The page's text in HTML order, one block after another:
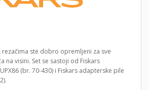
rezačima ste dobro opremljeni za sve
na visini. Set se sastoji od Fiskars
(br. 70-430) i Fiskars adapterske pile